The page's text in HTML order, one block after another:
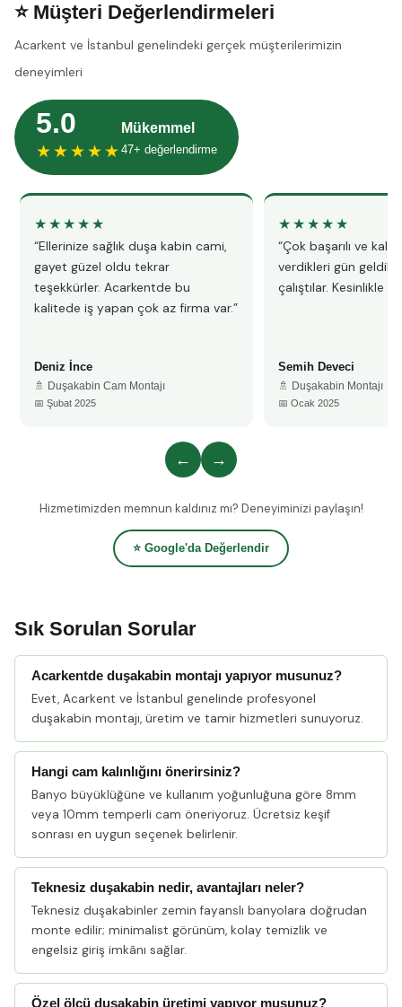
⭐ Müşteri Değerlendirmeleri
Acarkent ve İstanbul genelindeki gerçek müşterilerimizin
deneyimleri
5.0
★★★★★
Mükemmel
47+ değerlendirme
★★★★★
“Ellerinize sağlık duşa kabin cami,
gayet güzel oldu tekrar
teşekkürler. Acarkentde bu
kalitede iş yapan çok az firma var.”
Deniz İnce
🚿 Duşakabin Cam Montajı
📅 Şubat 2025
★★★★★
“Çok başarılı ve
verdikleri gün
çalıştılar. Kesinlikle
Semih Deveci
🚿 Duşakabin Montajı
📅 Ocak 2025
← →
Hizmetimizden memnun kaldınız mı? Deneyiminizi paylaşın!
⭐ Google'da Değerlendir
Sık Sorulan Sorular
Acarkentde duşakabin montajı yapıyor musunuz?
Evet, Acarkent ve İstanbul genelinde profesyonel
duşakabin montajı, üretim ve tamir hizmetleri sunuyoruz.
Hangi cam kalınlığını önerirsiniz?
Banyo büyüklüğüne ve kullanım yoğunluğuna göre 8mm
veya 10mm temperli cam öneriyoruz. Ücretsiz keşif
sonrası en uygun seçenek belirlenir.
Teknesiz duşakabin nedir, avantajları neler?
Teknesiz duşakabinler zemin fayanslı banyolara doğrudan
monte edilir; minimalist görünüm, kolay temizlik ve
engelsiz giriş imkânı sağlar.
Özel ölçü duşakabin üretimi yapıyor musunuz?